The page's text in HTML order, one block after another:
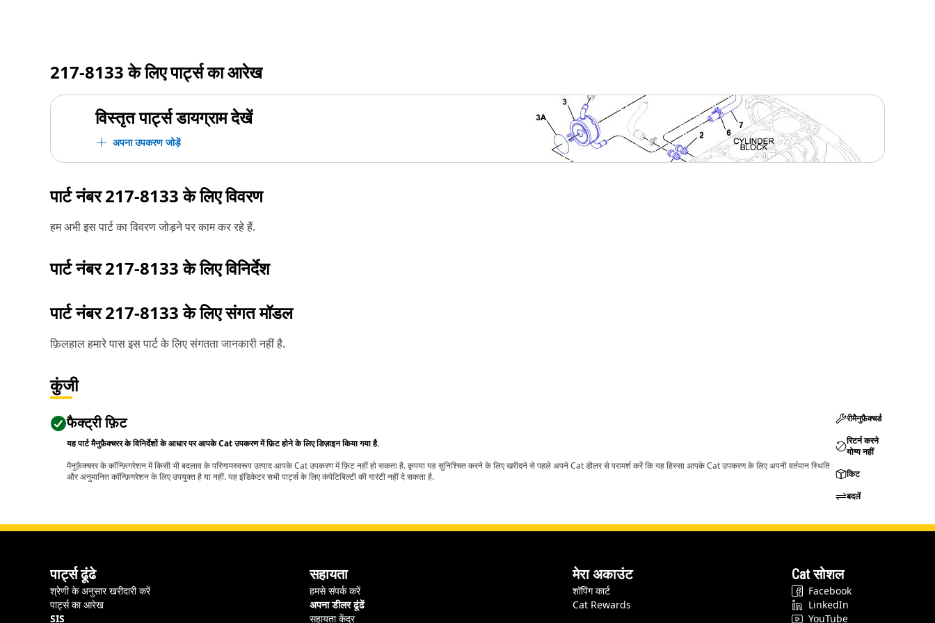
217-8133के लिए पार्ट्स का आरेख
विस्तृत पार्ट्स डायग्राम देखें
अपना उपकरण जोड़ें
पार्ट नंबर217-8133के लिए विवरण
हम अभी इस पार्ट का विवरण जोड़ने पर काम कर रहे हैं.
पार्ट नंबर217-8133के लिए विनिर्देश
पार्ट नंबर217-8133के लिए संगत मॉडल
फ़िलहाल हमारे पास इस पार्ट के लिए संगतता जानकारी नहीं है.
कुंजी
फैक्ट्री फ़िट
यह पार्ट मैनुफ़ैक्चरर के विनिर्देशों के आधार पर आपके Cat उपकरण में फ़िट होने के लिए डिज़ाइन किया गया है.
मैनुफ़ैक्चरर के कॉन्फ़िगरेशन में किसी भी बदलाव के परिणामस्वरूप उत्पाद आपके Cat उपकरण में फ़िट नहीं हो सकता है. कृपया यह सुनिश्चित करने के लिए खरीदने से पहले अपने Cat डीलर से परामर्श करें कि यह हिस्सा आपके Cat उपकरण के लिए अपनी वर्तमान स्थिति
और अनुमानित कॉन्फ़िगरेशन के लिए उपयुक्त है या नहीं. यह इंडिकेटर सभी पार्ट्स के लिए कंपेटिबिल्टी की गारंटी नहीं दे सकता है.
रीमैनुफ़ैक्चर्ड
रिटर्न करने
योग्य नहीं
किट
बदलें
पार्ट्स ढूंढे
श्रेणी के अनुसार खरीदारी करें
पार्ट्स का आरेख
SIS
सहायता
हमसे संपर्क करें
अपना डीलर ढूंढें
सहायता केंद्र
मेरा अकाउंट
शॉपिंग कार्ट
Cat Rewards
Cat सोशल
Facebook
LinkedIn
YouTube